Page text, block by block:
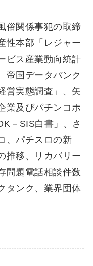
俗関係事犯の取締
性本部「レジャー
ビス産業動向統計
帝国データバンク
営実態調査」、矢
業及びパチンコホ
－SIS白書」、さ
、パチスロの新
推移、リカバリー
問題電話相談件数
タンク、業界団体